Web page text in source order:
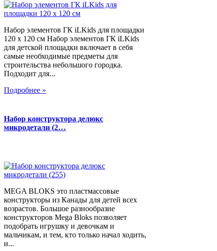
Набор элементов ГК iLKids для площадки
120 х 120 см Набор элементов ГК iLKids
для детской площадки включает в себя
самые необходимые предметы для
строительства небольшого городка.
Подходит для...
Подробнее »
Набор конструктора делюкс
микродетали (2…
MEGA BLOKS это пластмассовые
конструкторы из Канады для детей всех
возрастов. Большое разнообразие
конструкторов Mega Bloks позволяет
подобрать игрушку и девочкам и
мальчикам, и тем, кто только начал ходить,
и...